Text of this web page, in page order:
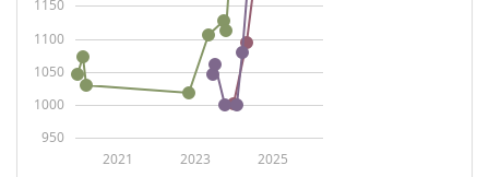
2021 2023 2025
950
1000
1050
1100
1150